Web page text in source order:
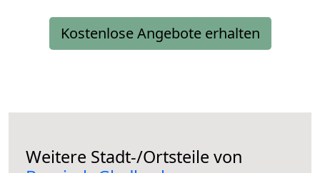
Kostenlose Angebote erhalten
Weitere Stadt-/Ortsteile von